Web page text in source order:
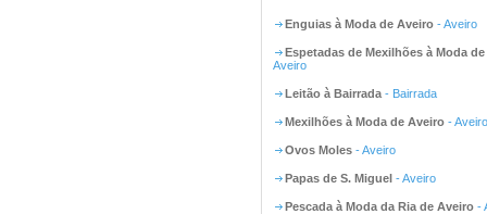
Enguias à Moda de Aveiro - Aveiro
Espetadas de Mexilhões à Moda
Aveiro
Leitão à Bairrada - Bairrada
Mexilhões à Moda de Aveiro - Aveiro
Ovos Moles - Aveiro
Papas de S. Miguel - Aveiro
Pescada à Moda da Ria de Aveiro -